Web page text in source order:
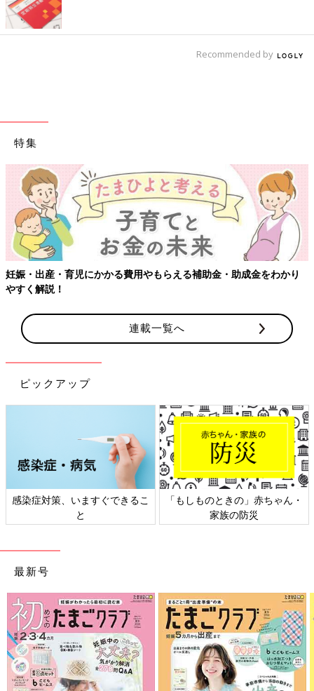
Recommended by
特集
妊娠・出産・育児にかかる費用やもらえる補助金・助成金をわかり
やすく解説！
連載一覧へ
ピックアップ
感染症対策、いますぐできるこ
と
「もしものときの」赤ちゃん・
家族の防災
最新号